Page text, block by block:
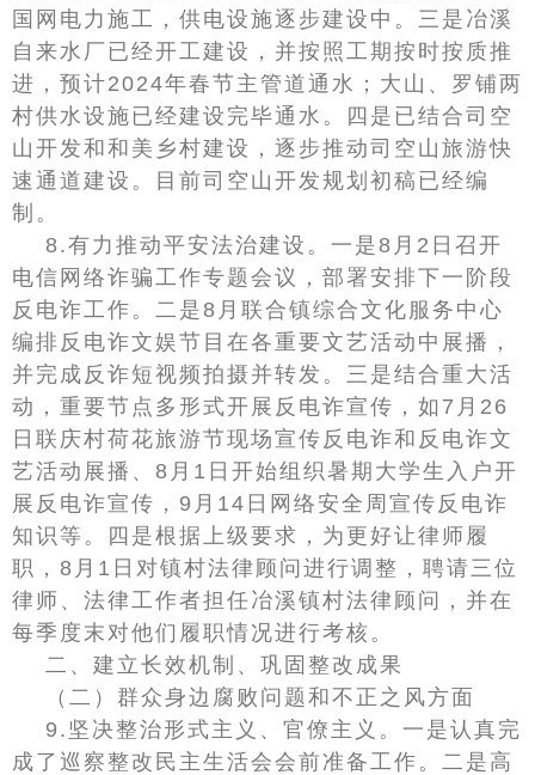
国网电力施工，供电设施逐步建设中。三是冶溪
自来水厂已经开工建设，并按照工期按时按质推
进，预计2024年春节主管道通水；大山、罗铺两
村供水设施已经建设完毕通水。四是已结合司空
山开发和和美乡村建设，逐步推动司空山旅游快
速通道建设。目前司空山开发规划初稿已经编
制。
8.有力推动平安法治建设。一是8月2日召开
电信网络诈骗工作专题会议，部署安排下一阶段
反电诈工作。二是8月联合镇综合文化服务中心
编排反电诈文娱节目在各重要文艺活动中展播，
并完成反诈短视频拍摄并转发。三是结合重大活
动，重要节点多形式开展反电诈宣传，如7月26
日联庆村荷花旅游节现场宣传反电诈和反电诈文
艺活动展播、8月1日开始组织暑期大学生入户开
展反电诈宣传，9月14日网络安全周宣传反电诈
知识等。四是根据上级要求，为更好让律师履
职，8月1日对镇村法律顾问进行调整，聘请三位
律师、法律工作者担任冶溪镇村法律顾问，并在
每季度末对他们履职情况进行考核。
二、建立长效机制、巩固整改成果
（二）群众身边腐败问题和不正之风方面
9.坚决整治形式主义、官僚主义。一是认真完
成了巡察整改民主生活会会前准备工作。二是高